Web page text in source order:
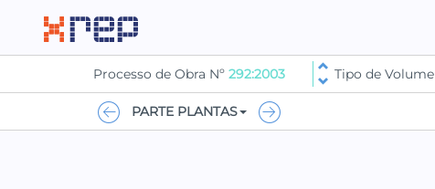
Processo de Obra Nº 292:2003 Tipo de Volume
PARTE PLANTAS